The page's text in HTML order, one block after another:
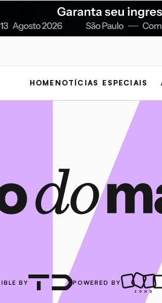
HOME NOTÍCIAS ESPECIAIS
BY POWERED BY